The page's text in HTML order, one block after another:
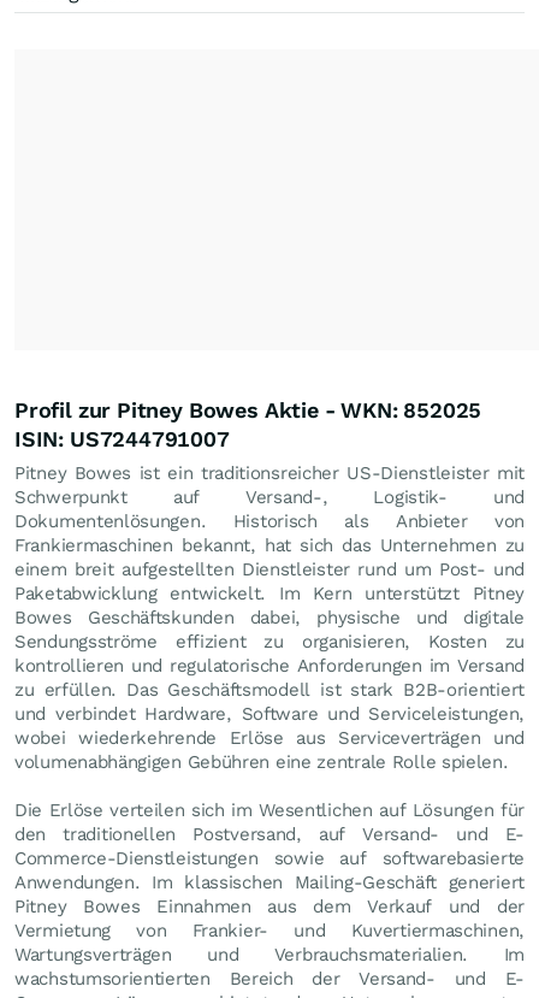
Profil zur Pitney Bowes Aktie - WKN: 852025
ISIN: US7244791007
Pitney Bowes ist ein traditionsreicher US-Dienstleister mit
Schwerpunkt auf Versand-, Logistik- und
Dokumentenlösungen. Historisch als Anbieter von
Frankiermaschinen bekannt, hat sich das Unternehmen zu
einem breit aufgestellten Dienstleister rund um Post- und
Paketabwicklung entwickelt. Im Kern unterstützt Pitney
Bowes Geschäftskunden dabei, physische und digitale
Sendungsströme effizient zu organisieren, Kosten zu
kontrollieren und regulatorische Anforderungen im Versand
zu erfüllen. Das Geschäftsmodell ist stark B2B-orientiert
und verbindet Hardware, Software und Serviceleistungen,
wobei wiederkehrende Erlöse aus Serviceverträgen und
volumenabhängigen Gebühren eine zentrale Rolle spielen.
Die Erlöse verteilen sich im Wesentlichen auf Lösungen für
den traditionellen Postversand, auf Versand- und E-
Commerce-Dienstleistungen sowie auf softwarebasierte
Anwendungen. Im klassischen Mailing-Geschäft generiert
Pitney Bowes Einnahmen aus dem Verkauf und der
Vermietung von Frankier- und Kuvertiermaschinen,
Wartungsverträgen und Verbrauchsmaterialien. Im
wachstumsorientierten Bereich der Versand- und E-